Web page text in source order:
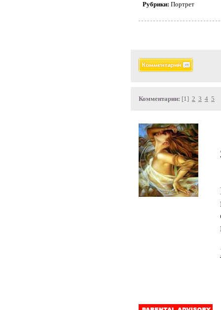
Рубрики: Портрет
Комментарии: [1] 2 3 4 5